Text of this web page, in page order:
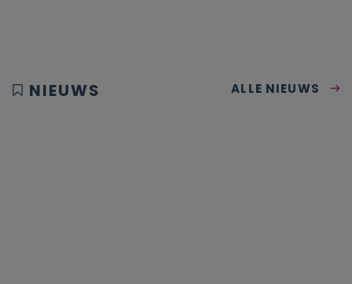
NIEUWS ALLE NIEUWS